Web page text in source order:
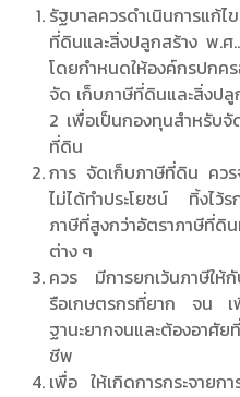
รัฐบาลควรดำเนินการแก้
ที่ดินและสิ่งปลูกสร้าง พ.ศ
โดยกำหนดให้องค์กรปกค
จัด เก็บภาษีที่ดินและสิ่งปลู
2 เพื่อเป็นกองทุนสำหรับจั
ที่ดิน
การ จัดเก็บภาษีที่ดิน ควร
ไม่ได้ทำประโยชน์ ทิ้งไว้รก
ภาษีที่สูงกว่าอัตราภาษีที่ดิ
ต่าง ๆ
ควร มีการยกเว้นภาษีให้
รือเกษตรกรที่ยาก จน เ
ฐานะยากจนและต้องอาศั
ชีพ
เพื่อ ให้เกิดการกระจาย